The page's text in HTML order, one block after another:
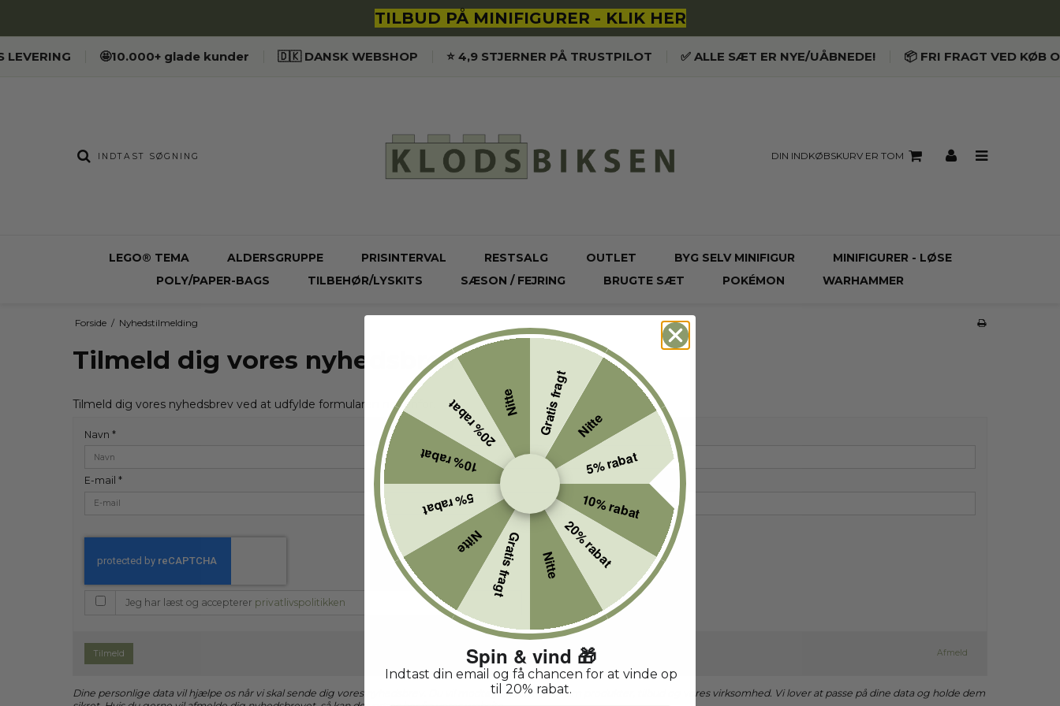
TILBUD PÅ MINIFIGURER - KLIK HER
LEVERING 🤩10.000+ glade kunder 🇩🇰 DANSK WEBSHOP ⭐️ 4,9 STJERNER PÅ TRUSTPILOT ✅ ALLE SÆT ER NYE/UÅBNEDE! 📦 FRI FRAGT VED KØB
DIN INDKØBSKURV ER TOM
LEGO® TEMA ALDERSGRUPPE PRISINTERVAL RESTSALG OUTLET BYG SELV MINIFIGUR
MINIFIGURER - LØSE
POLY/PAPER-BAGS
TILBEHØR/LYSKITS SÆSON / FEJRING BRUGTE SÆT POKÉMON WARHAMMER
Forside / Nyhedstilmelding
Tilmeld dig vores nyhedsbrev
Tilmeld dig vores nyhedsbrev ved at udfylde formularen nedenfor.
Navn *
E-mail *
Jeg har læst og accepterer privatlivspolitikken
Tilmeld Afmeld
Dine personlige data vil hjælpe os når vi skal sende dig vores nyhedsbrev. Du vil modtage information om produkter, tilbud og vores virksomhed. Vi lover at passe på dine data og holde dem
Gratis fragt Nitte
5% rabat
10% rabat
20% rabat
Nitte
Gratis fragt
Nitte
5% rabat
10% rabat
20% rabatNitte
Spin & vind 🎁
Indtast din email og få chancen for at vinde op
til 20% rabat.